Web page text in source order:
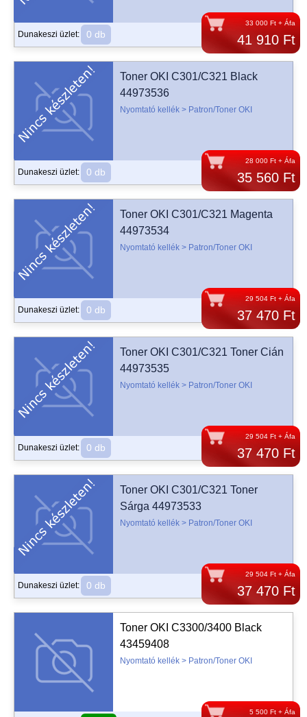
33 000 Ft + Áfa
41 910 Ft
Dunakeszi üzlet: 0 db
28 000 Ft + Áfa
35 560 Ft
Toner OKI C301/C321 Black
44973536
Nyomtató kellék > Patron/Toner OKI
Dunakeszi üzlet: 0 db
29 504 Ft + Áfa
37 470 Ft
Toner OKI C301/C321 Magenta
44973534
Nyomtató kellék > Patron/Toner OKI
Dunakeszi üzlet: 0 db
29 504 Ft + Áfa
37 470 Ft
Toner OKI C301/C321 Toner Cián
44973535
Nyomtató kellék > Patron/Toner OKI
Dunakeszi üzlet: 0 db
29 504 Ft + Áfa
37 470 Ft
Toner OKI C301/C321 Toner
Sárga 44973533
Nyomtató kellék > Patron/Toner OKI
Dunakeszi üzlet: 0 db
5 500 Ft + Áfa
Toner OKI C3300/3400 Black
43459408
Nyomtató kellék > Patron/Toner OKI